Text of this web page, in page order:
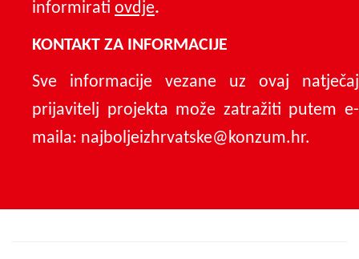
informirati ovdje.
KONTAKT ZA INFORMACIJE
Sve informacije vezane uz ovaj natječaj
prijavitelj projekta može zatražiti putem e-
maila: najboljeizhrvatske@konzum.hr.